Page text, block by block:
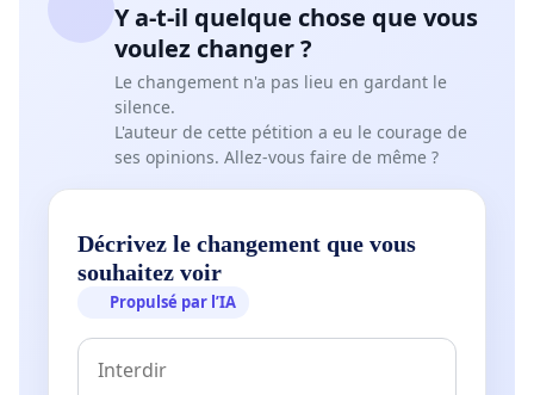
Y a-t-il quelque chose que vous
voulez changer ?
Le changement n'a pas lieu en gardant le
silence.
L'auteur de cette pétition a eu le courage de
ses opinions. Allez-vous faire de même ?
Décrivez le changement que vous
souhaitez voir
Propulsé par l’IA